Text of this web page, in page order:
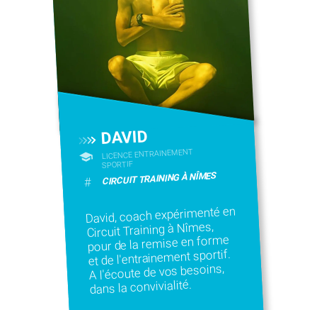
DAVID
LICENCE ENTRAINEMENT
SPORTIF
# CIRCUIT TRAINING À NÎMES
David, coach expérimenté en
Circuit Training à Nîmes,
pour de la remise en forme
et de l'entrainement sportif.
A l'écoute de vos besoins,
dans la convivialité.